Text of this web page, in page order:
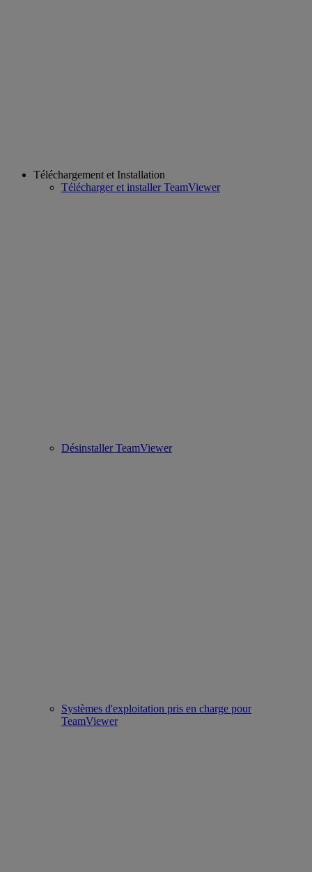
Téléchargement et Installation
Télécharger et installer TeamViewer
Désinstaller TeamViewer
Systèmes d'exploitation pris en charge pour
TeamViewer